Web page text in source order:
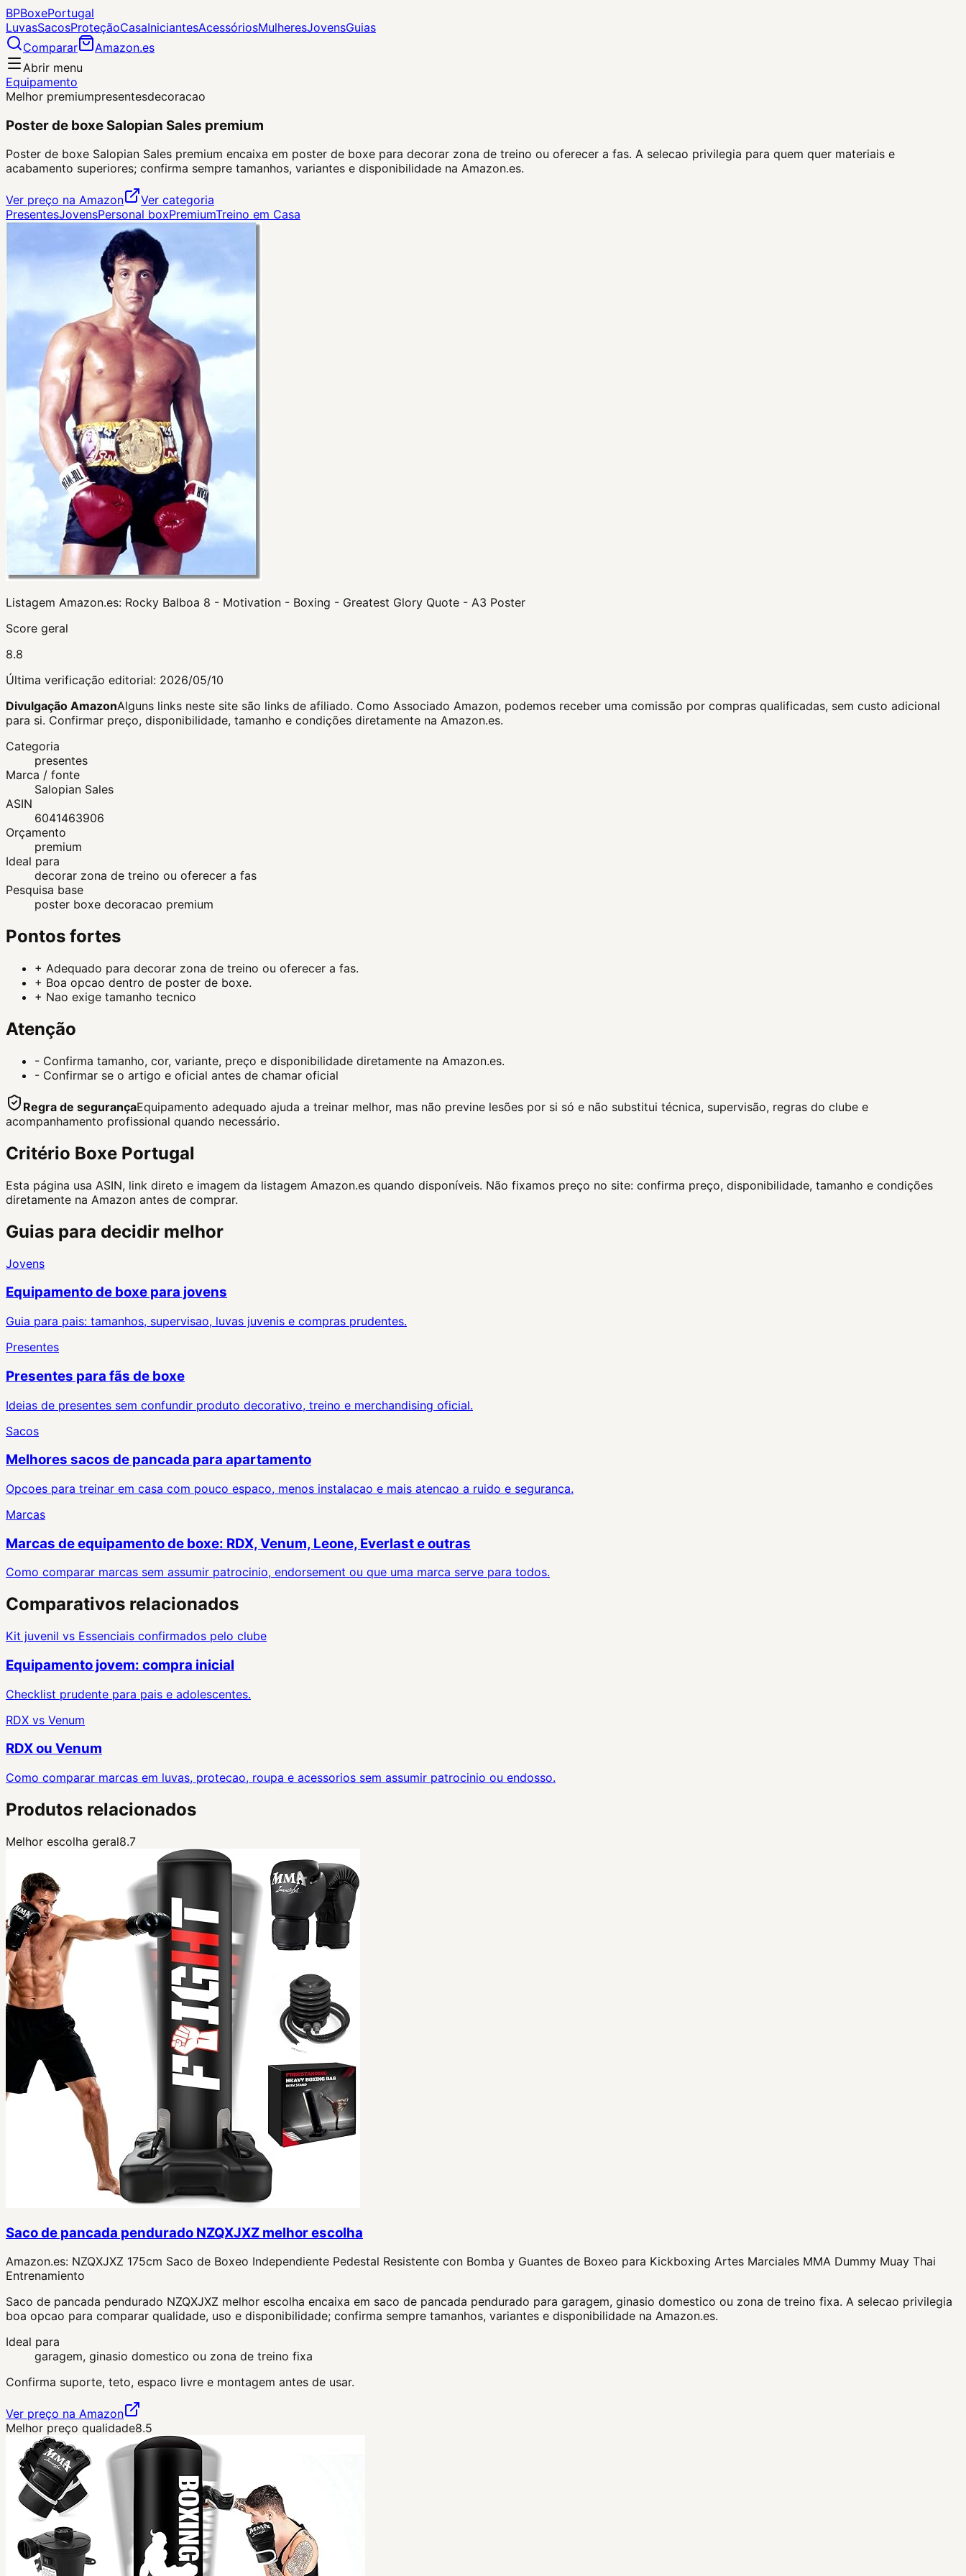
BPBoxePortugal
LuvasSacosProteçãoCasaIniciantesAcessóriosMulheresJovensGuias
Comparar
Amazon.es
Abrir menu
Equipamento
Melhor premiumpresentesdecoracao
Poster de boxe Salopian Sales premium
Poster de boxe Salopian Sales premium encaixa em poster de boxe para decorar zona de treino ou oferecer a fas. A selecao privilegia para quem quer materiais e
acabamento superiores; confirma sempre tamanhos, variantes e disponibilidade na Amazon.es.
Ver preço na Amazon
Ver categoria
PresentesJovensPersonal boxPremiumTreino em Casa
Listagem Amazon.es: Rocky Balboa 8 - Motivation - Boxing - Greatest Glory Quote - A3 Poster
Score geral
8.8
Última verificação editorial: 2026/05/10
Divulgação AmazonAlguns links neste site são links de afiliado. Como Associado Amazon, podemos receber uma comissão por compras qualificadas, sem custo adicional
para si. Confirmar preço, disponibilidade, tamanho e condições diretamente na Amazon.es.
Categoria
presentes
Marca / fonte
Salopian Sales
ASIN
6041463906
Orçamento
premium
Ideal para
decorar zona de treino ou oferecer a fas
Pesquisa base
poster boxe decoracao premium
Pontos fortes
+ Adequado para decorar zona de treino ou oferecer a fas.
+ Boa opcao dentro de poster de boxe.
+ Nao exige tamanho tecnico
Atenção
- Confirma tamanho, cor, variante, preço e disponibilidade diretamente na Amazon.es.
- Confirmar se o artigo e oficial antes de chamar oficial
Regra de segurançaEquipamento adequado ajuda a treinar melhor, mas não previne lesões por si só e não substitui técnica, supervisão, regras do clube e
acompanhamento profissional quando necessário.
Critério Boxe Portugal
Esta página usa ASIN, link direto e imagem da listagem Amazon.es quando disponíveis. Não fixamos preço no site: confirma preço, disponibilidade, tamanho e condições
diretamente na Amazon antes de comprar.
Guias para decidir melhor
Jovens
Equipamento de boxe para jovens
Guia para pais: tamanhos, supervisao, luvas juvenis e compras prudentes.
Presentes
Presentes para fãs de boxe
Ideias de presentes sem confundir produto decorativo, treino e merchandising oficial.
Sacos
Melhores sacos de pancada para apartamento
Opcoes para treinar em casa com pouco espaco, menos instalacao e mais atencao a ruido e seguranca.
Marcas
Marcas de equipamento de boxe: RDX, Venum, Leone, Everlast e outras
Como comparar marcas sem assumir patrocinio, endorsement ou que uma marca serve para todos.
Comparativos relacionados
Kit juvenil vs Essenciais confirmados pelo clube
Equipamento jovem: compra inicial
Checklist prudente para pais e adolescentes.
RDX vs Venum
RDX ou Venum
Como comparar marcas em luvas, protecao, roupa e acessorios sem assumir patrocinio ou endosso.
Produtos relacionados
Melhor escolha geral8.7
Saco de pancada pendurado NZQXJXZ melhor escolha
Amazon.es: NZQXJXZ 175cm Saco de Boxeo Independiente Pedestal Resistente con Bomba y Guantes de Boxeo para Kickboxing Artes Marciales MMA Dummy Muay Thai
Entrenamiento
Saco de pancada pendurado NZQXJXZ melhor escolha encaixa em saco de pancada pendurado para garagem, ginasio domestico ou zona de treino fixa. A selecao privilegia
boa opcao para comparar qualidade, uso e disponibilidade; confirma sempre tamanhos, variantes e disponibilidade na Amazon.es.
Ideal para
garagem, ginasio domestico ou zona de treino fixa
Confirma suporte, teto, espaco livre e montagem antes de usar.
Ver preço na Amazon
Melhor preço qualidade8.5